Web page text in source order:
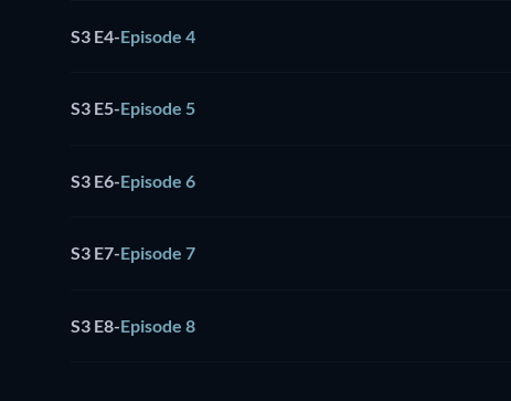
S3 E4-Episode 4
S3 E5-Episode 5
S3 E6-Episode 6
S3 E7-Episode 7
S3 E8-Episode 8